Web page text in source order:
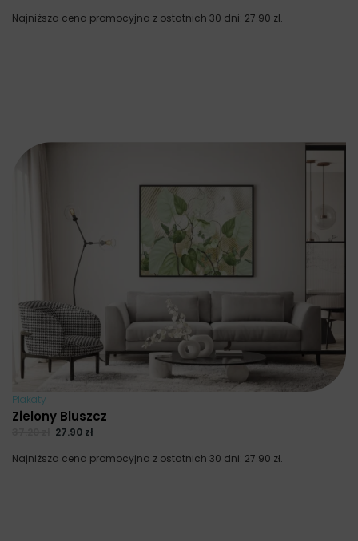
Najniższa cena promocyjna z ostatnich 30 dni: 27.90 zł.
Plakaty
Zielony Bluszcz
27.90 zł
Najniższa cena promocyjna z ostatnich 30 dni: 27.90 zł.